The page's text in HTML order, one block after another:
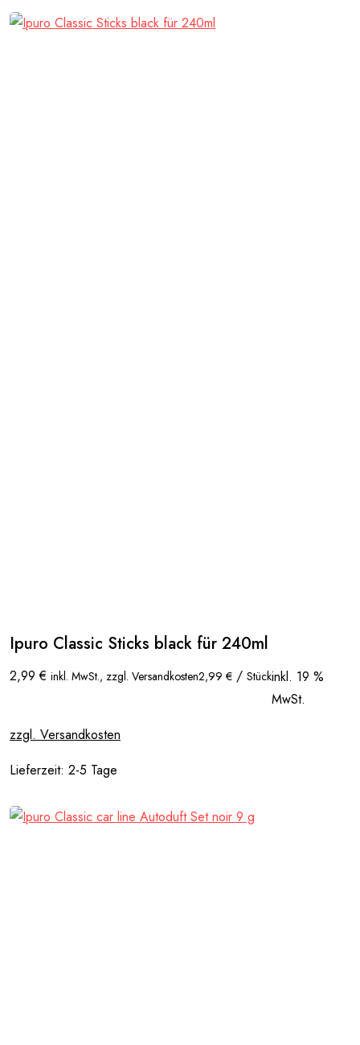
Ipuro Classic Sticks black für 240ml
2,99€ inkl. MwSt., zzgl. Versandkosten2,99 € / Stückinkl. 19 %
MwSt.
zzgl. Versandkosten
Lieferzeit: 2-5 Tage